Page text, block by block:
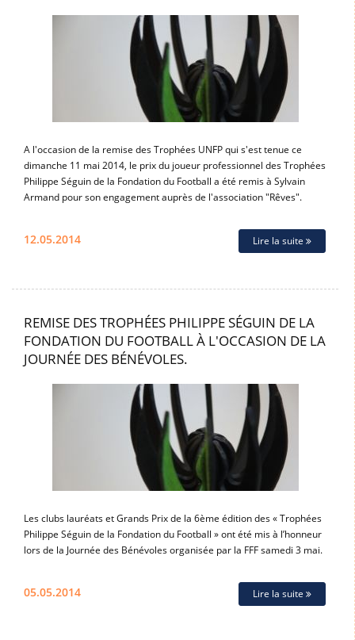
A l'occasion de la remise des Trophées UNFP qui s'est tenue ce
dimanche 11 mai 2014, le prix du joueur professionnel des Trophées
Philippe Séguin de la Fondation du Football a été remis à Sylvain
Armand pour son engagement auprès de l'association "Rêves".
12.05.2014 Lire la suite
REMISE DES TROPHÉES PHILIPPE SÉGUIN DE LA
FONDATION DU FOOTBALL À L'OCCASION DE LA
JOURNÉE DES BÉNÉVOLES.
Les clubs lauréats et Grands Prix de la 6ème édition des « Trophées
Philippe Séguin de la Fondation du Football » ont été mis à l’honneur
lors de la Journée des Bénévoles organisée par la FFF samedi 3 mai.
05.05.2014 Lire la suite